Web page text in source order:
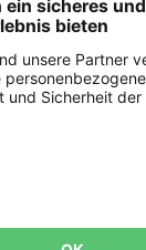
LIEFERUNG
einkaufen mit
Impressum